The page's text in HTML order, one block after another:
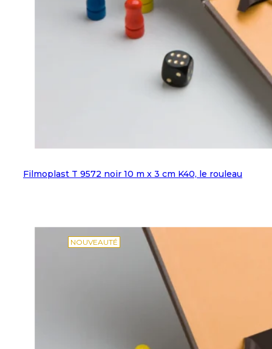
Filmoplast T 9572 noir 10 m x 3 cm K40, le rouleau
NOUVEAUTÉ